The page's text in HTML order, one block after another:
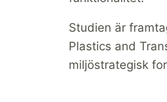
Studien är
Plastics and
miljöstrategisk